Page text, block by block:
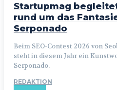
Startupmag
rund um das
Serponado
Beim SEO-Contest 2026 von
steht in diesem Jahr ein
Serponado.
REDAKTION